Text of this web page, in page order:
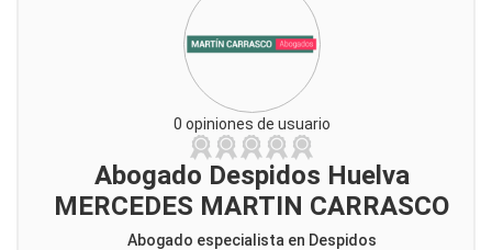
0 opiniones de usuario
Abogado Despidos Huelva
MERCEDES MARTIN CARRASCO
Abogado especialista en Despidos